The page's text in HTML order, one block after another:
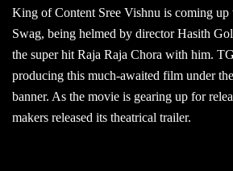
King of Content Sree Vishnu is coming
Swag, being helmed by director Hasith
the super hit Raja Raja Chora with him.
producing this much-awaited film under
banner. As the movie is gearing up for
makers released its theatrical trailer.